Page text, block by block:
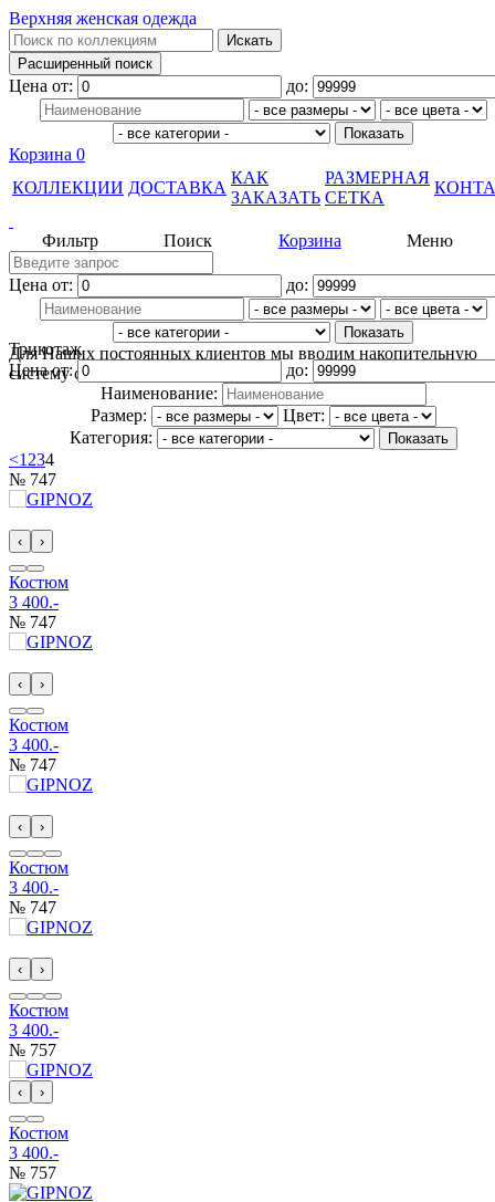
Верхняя женская одежда
Цена от: до:
Корзина 0
КОЛЛЕКЦИИ ДОСТАВКА
КАК
ЗАКАЗАТЬ
РАЗМЕРНАЯ
СЕТКА
Меню
Корзина
Поиск
Фильтр
Цена от: до:
Для Наших постоянных клиентов мы вводим накопительную
систему скидок!
Трикотаж
Цена от:
до:
Наименование:
Размер:
Цвет:
Категория:
<1 234
№ 747
‹ ›
Костюм
3 400.-
№ 747
‹ ›
Костюм
3 400.-
№ 747
‹ ›
Костюм
3 400.-
№ 747
‹ ›
Костюм
3 400.-
№ 757
‹ ›
Костюм
3 400.-
№ 757